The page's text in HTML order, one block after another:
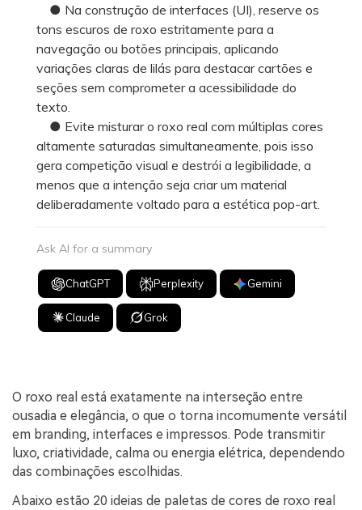
● Na construção de interfaces (UI), reserve os
tons escuros de roxo estritamente para a
navegação ou botões principais, aplicando
variações claras de lilás para destacar cartões e
seções sem comprometer a acessibilidade do
texto.
● Evite misturar o roxo real com múltiplas cores
altamente saturadas simultaneamente, pois isso
gera competição visual e destrói a legibilidade, a
menos que a intenção seja criar um material
deliberadamente voltado para a estética pop-art.
Ask AI for a summary
ChatGPT Perplexity Gemini
Claude Grok
O roxo real está exatamente na interseção entre
ousadia e elegância, o que o torna incomumente versátil
em branding, interfaces e impressos. Pode transmitir
luxo, criatividade, calma ou energia elétrica, dependendo
das combinações escolhidas.
Abaixo estão 20 ideias de paletas de cores de roxo real